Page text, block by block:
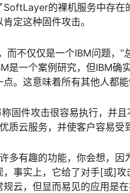
SoftLayer的裸机服务中存
定这种固件攻击。
而不仅仅是一个IBM问题，
是一个案例研究，但IBM确
。这意味着所有其他人都
固件攻击很容易执行，并且
质云服务，并使客户容易受
多有趣的功能，你会想，
事实上，它给了对手[或]
云，但显而易见的应用是